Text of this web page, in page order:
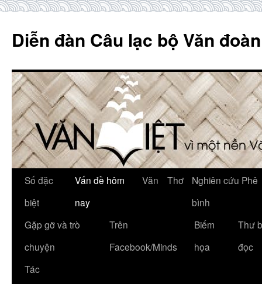
content
Diễn đàn Câu lạc bộ Văn
Số đặc
biệt
Vấn đề hôm
nay
Văn Thơ
Nghiên cứu Phê
bình
Gặp gỡ và trò
chuyện
Trên
Facebook/Minds
Biếm
họa
Thư
đọc
Tác